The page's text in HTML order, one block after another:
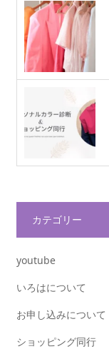
カテゴリー
youtube
いろはについて
お申し込みについて
ショッピング同行